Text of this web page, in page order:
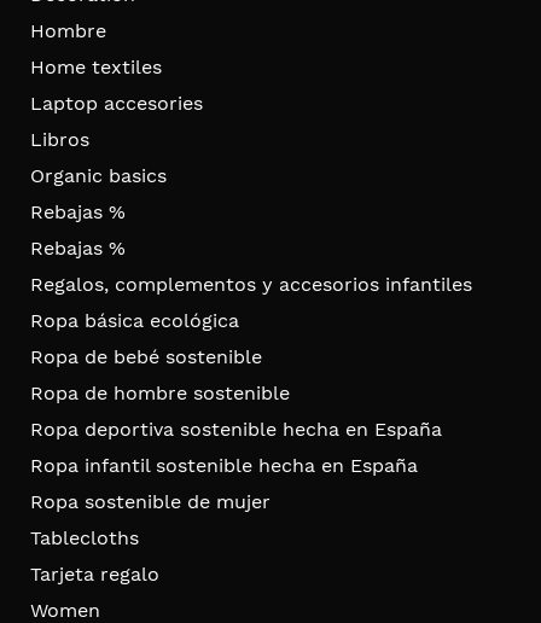
Hombre
Home textiles
Laptop accesories
Libros
Organic basics
Rebajas %
Rebajas %
Regalos, complementos y accesorios infantiles
Ropa básica ecológica
Ropa de bebé sostenible
Ropa de hombre sostenible
Ropa deportiva sostenible hecha en España
Ropa infantil sostenible hecha en España
Ropa sostenible de mujer
Tablecloths
Tarjeta regalo
Women